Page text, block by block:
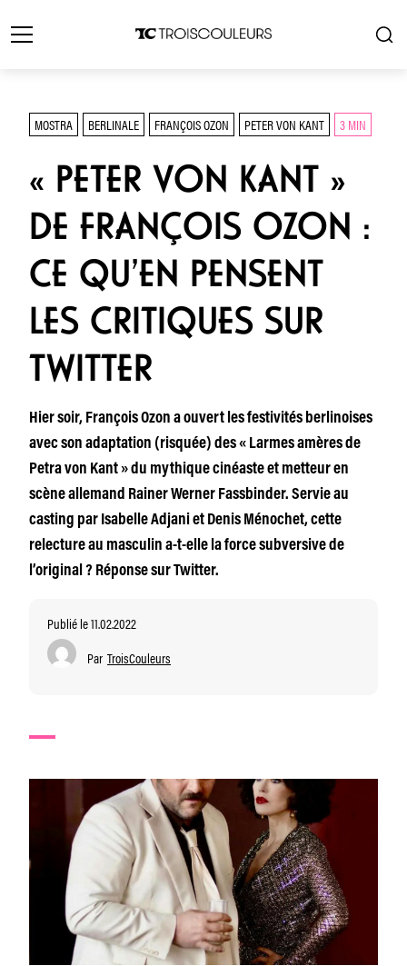
MOSTRA BERLINALE FRANÇOIS OZON PETER VON KANT 3 MIN
« PETER VON KANT »
DE FRANÇOIS OZON :
CE QU’EN PENSENT
LES CRITIQUES SUR
TWITTER
Hier soir, François Ozon a ouvert les festivités berlinoises
avec son adaptation (risquée) des « Larmes amères de
Petra von Kant » du mythique cinéaste et metteur en
scène allemand Rainer Werner Fassbinder. Servie au
casting par Isabelle Adjani et Denis Ménochet, cette
relecture au masculin a-t-elle la force subversive de
l’original ? Réponse sur Twitter.
Publié le 11.02.2022
Par TroisCouleurs